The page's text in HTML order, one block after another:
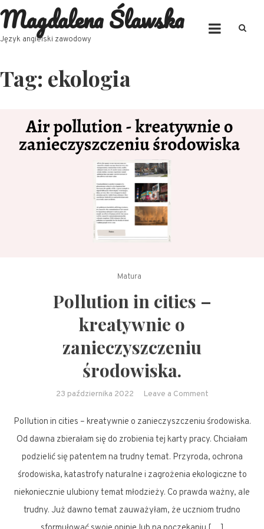
Skip
to
content
Magdalena Ślawska
Język angielski zawodowy
Tag: ekologia
Matura
Pollution in cities –
kreatywnie o
zanieczyszczeniu
środowiska.
23 października 2022 Leave a Commenton
in
cities
środowiska.
Pollution in cities – kreatywnie o zanieczyszczeniu środowiska.
Od dawna zbierałam się do zrobienia tej karty pracy. Chciałam
podzielić się patentem na trudny temat. Przyroda, ochrona
środowiska, katastrofy naturalne i zagrożenia ekologiczne to
niekoniecznie ulubiony temat młodzieży. Co prawda ważny, ale
trudny. Już dawno temat zauważyłam, że uczniom trudno